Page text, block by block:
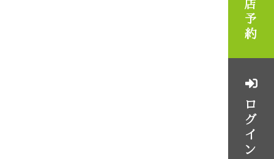
ログイン